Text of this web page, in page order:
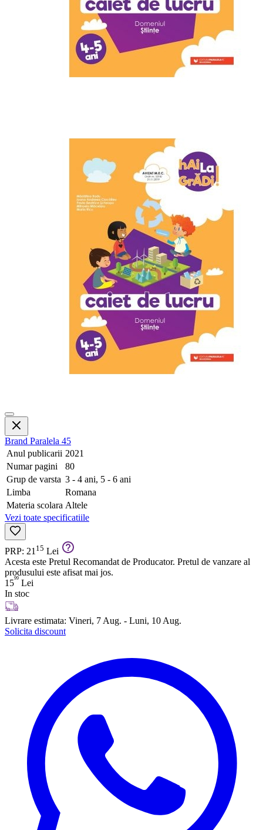
Brand Paralela 45
Anul publicarii 2021
Numar pagini
80
Grup de varsta 3 - 4 ani, 5 - 6 ani
Limba
Romana
Materia scolara Altele
Vezi toate specificatiile
PRP: 21 15 Lei
Acesta este Pretul Recomandat de Producator. Pretul de vanzare al
produsului este afisat mai jos.
1599 Lei
In stoc
Livrare estimata: Vineri, 7 Aug. - Luni, 10 Aug.
Solicita discount